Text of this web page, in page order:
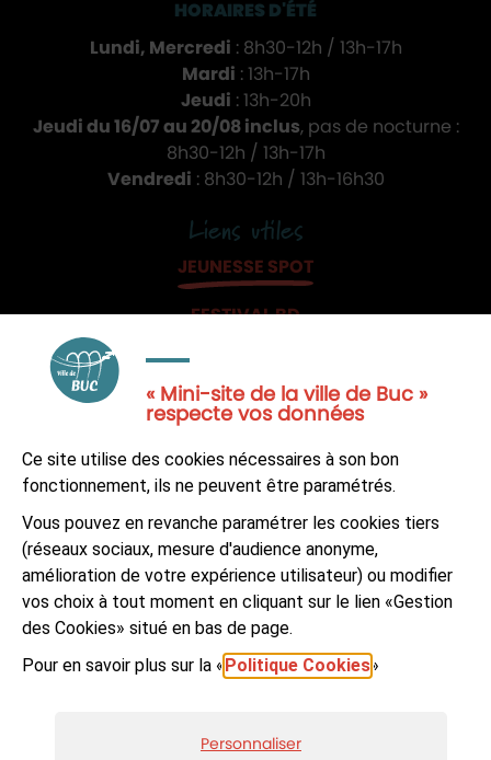
« Mini-site de la ville de Buc »
respecte vos données
Ce site utilise des cookies nécessaires à son bon
fonctionnement, ils ne peuvent être paramétrés.
Vous pouvez en revanche paramétrer les cookies tiers
(réseaux sociaux, mesure d'audience anonyme,
amélioration de votre expérience utilisateur) ou modifier
vos choix à tout moment en cliquant sur le lien «Gestion
des Cookies» situé en bas de page.
Pour en savoir plus sur la « Politique Cookies»
Personnaliser
HORAIRES D'ÉTÉ
Lundi, Mercredi : 8h30-12h / 13h-17h
Mardi : 13h-17h
Jeudi : 13h-20h
Jeudi du 16/07 au 20/08 inclus, pas de nocturne :
8h30-12h / 13h-17h
Vendredi : 8h30-12h / 13h-16h30
Liens utiles
JEUNESSE SPOT
FESTIVAL BD
JE PARTICIPE
S'ABONNER À LA NEWSLETTER
Suivez-nous sur